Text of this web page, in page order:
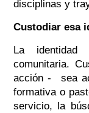
disciplinas y
Custodiar esa
La identidad
comunitaria.
acción - sea
formativa o
servicio, la